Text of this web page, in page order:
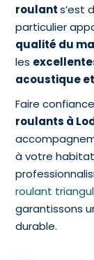
roulants’est
particulier
qualité du
les
acoustique
Faire
roulants à
à votre
roulant
garantissons
durable.